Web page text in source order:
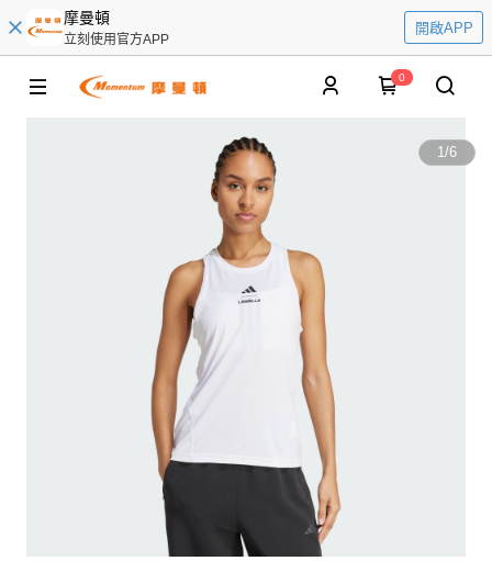
摩曼頓
立刻使用官方APP
開啟APP
0
1/6